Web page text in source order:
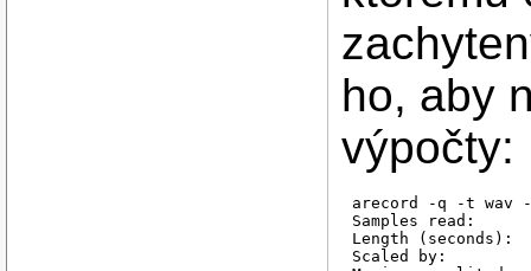
ho, aby
výpočty:
arecord -q -t
Samples read:
Length (seconds):
Scaled by: